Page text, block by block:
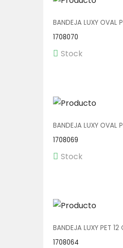
BANDEJA LUXY
1708070
Stock
BANDEJA LUXY
1708069
Stock
BANDEJA LUXY PET 12
1708064